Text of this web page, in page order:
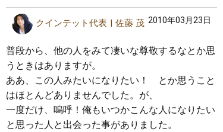
クインテット代表 佐藤 茂 2010年03月23日
普段から、他の人をみて凄いな尊敬するなとか思
うときはありますが。
ああ、この人みたいになりたい！ とか思うこと
はほとんどありませんでした。が、
一度だけ、嗚呼！俺もいつかこんな人になりたい
と思った人と出会った事がありました。